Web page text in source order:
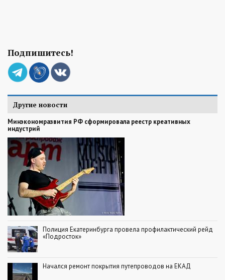
Подпишитесь!
Другие новости
Минэкономразвития РФ сформировала реестр креативных
индустрий
Полиция Екатеринбурга провела профилактический рейд
«Подросток»
Начался ремонт покрытия путепроводов на ЕКАД